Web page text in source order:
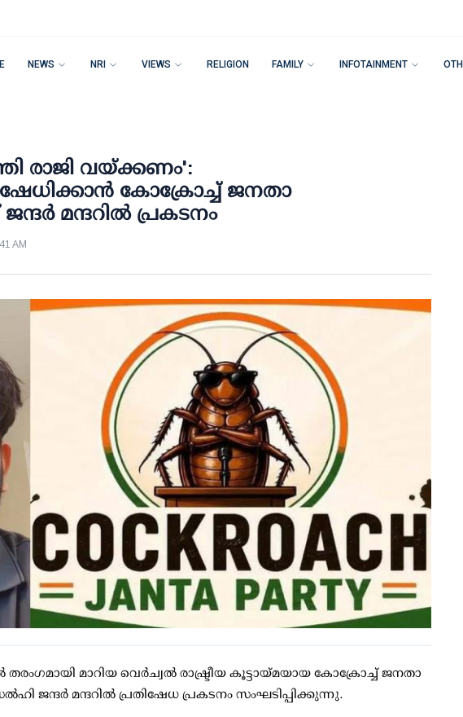
NEWS NRI VIEWS RELIGION FAMILY INFOTAINMENT
രാജി വയ്ക്കണം':
കോക്രോച്ച് ജനതാ
മന്ദറില്‍ പ്രകടനം
AM
മാറിയ വെര്‍ച്വല്‍ രാഷ്ട്രീയ കൂട്ടായ്മയായ കോക്രോച്ച് ജനതാ
ജന്ദര്‍ മന്ദറില്‍ പ്രതിഷേധ പ്രകടനം സംഘടിപ്പിക്കുന്നു.